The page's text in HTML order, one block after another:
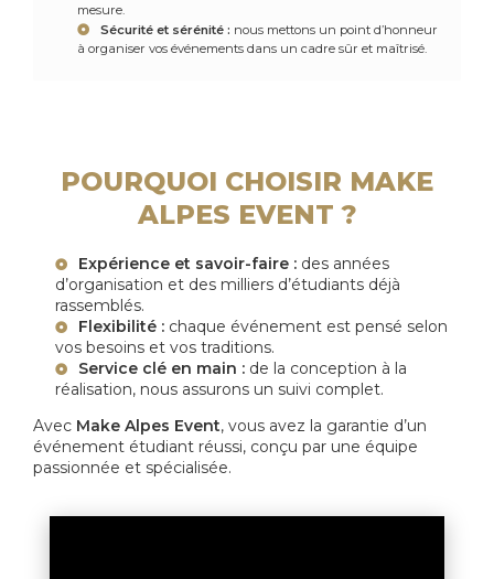
mesure.
Sécurité et sérénité : nous mettons un point d’honneur
à organiser vos événements dans un cadre sûr et maîtrisé.
POURQUOI CHOISIR MAKE
ALPES EVENT ?
Expérience et savoir-faire : des années
d’organisation et des milliers d’étudiants déjà
rassemblés.
Flexibilité : chaque événement est pensé selon
vos besoins et vos traditions.
Service clé en main : de la conception à la
réalisation, nous assurons un suivi complet.
Avec Make Alpes Event, vous avez la garantie d’un
événement étudiant réussi, conçu par une équipe
passionnée et spécialisée.